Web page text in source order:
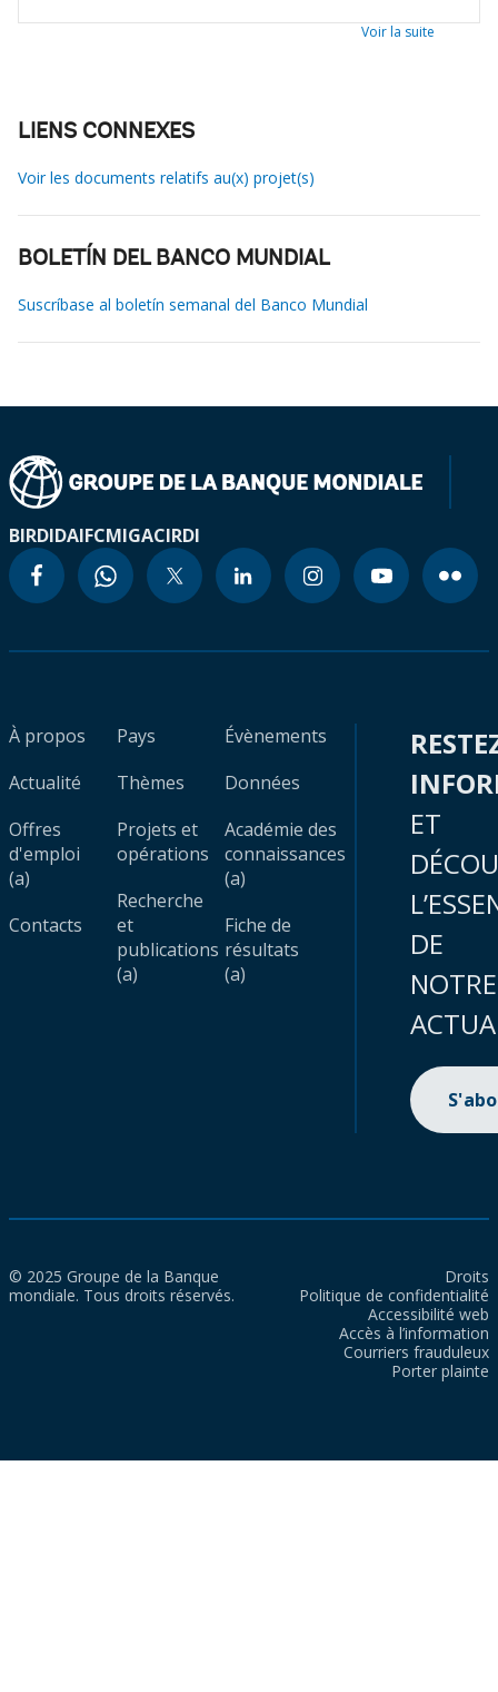
Voir la suite
LIENS CONNEXES
Voir les documents relatifs au(x) projet(s)
BOLETÍN DEL BANCO MUNDIAL
Suscríbase al boletín semanal del Banco Mundial
BIRDIDAIFCMIGACIRDI
À propos
Actualité
Offres
d'emploi
(a)
Contacts
Pays
Thèmes
Projets et
opérations
Recherche
et
publications
(a)
Évènements
Données
Académie des
connaissances
(a)
Fiche de
résultats
(a)
ET
DE
NOTRE
© 2025 Groupe de la Banque
mondiale. Tous droits réservés.
Droits
Politique de confidentialité
Accessibilité web
Accès à l’information
Courriers frauduleux
Porter plainte